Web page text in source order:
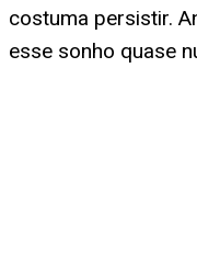
costuma persistir.
esse sonho quase